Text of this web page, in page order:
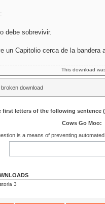
debe sobrevivir.
un Capitolio cerca de la bandera
This download
broken download
first letters of the following sentence
Cows Go Moo:
is a means of preventing
3